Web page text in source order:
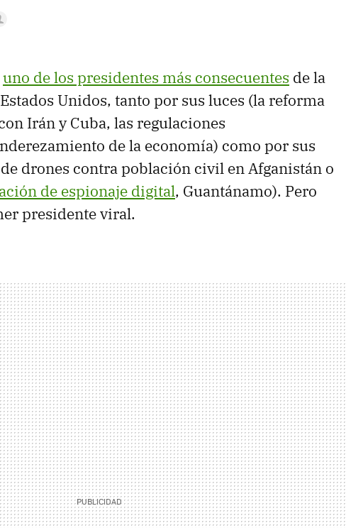
uno de los presidentes más consecuentes de la
Unidos, tanto por sus luces (la reforma
Irán y Cuba, las regulaciones
de la economía) como por sus
drones contra población civil en Afganistán o
de espionaje digital, Guantánamo). Pero
presidente viral.